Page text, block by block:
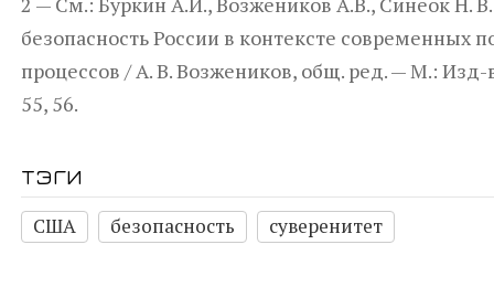
безопасность России в контексте современных
процессов / А. В. Возжеников, общ. ред. — М.: Изд-
55, 56.
тэги
США безопасность суверенитет